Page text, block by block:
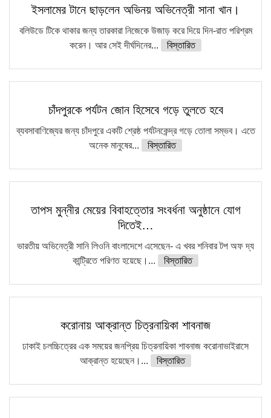
ইসলামের টানে ছাড়লেন অভিনয় অভিনেত্রী সানা খান।
বলিউডে টিকে থাকার জন্য তারকারা নিজেকে উজাড় করে দিয়ে দিন-রাত পরিশ্রম
করেন। আর সেই দীর্ঘদিনের...
বিস্তারিত
চাঁদপুরকে পর্যটন জোন হিসেবে গড়ে তুলতে হবে
ব্যবসাবাণিজ্যের জন্য চাঁদপুরে একটি শ্রেষ্ঠ পর্যটনকেন্দ্র গড়ে তোলা সম্ভব। এতে
অনেক মানুষের...
বিস্তারিত
তাপস মুন্নীর মেয়ের বিবাহত্তোর সংবর্ধনা অনুষ্ঠানে যোগ
দিতেই…
ভারতীয় অভিনেত্রী সানি লিওনি বাংলাদেশে এসেছেন- এ খবর শনিবার টপ অফ দ্য
কান্ট্রিতে পরিণত হয়েছে।...
বিস্তারিত
করোনায় আক্রান্ত চিত্রনায়িকা শাবনাজ
ঢাকাই চলচ্চিত্রের এক সময়ের জনপ্রিয় চিত্রনায়িকা শাবনাজ করোনাভাইরাসে
আক্রান্ত হয়েছেন।...
বিস্তারিত